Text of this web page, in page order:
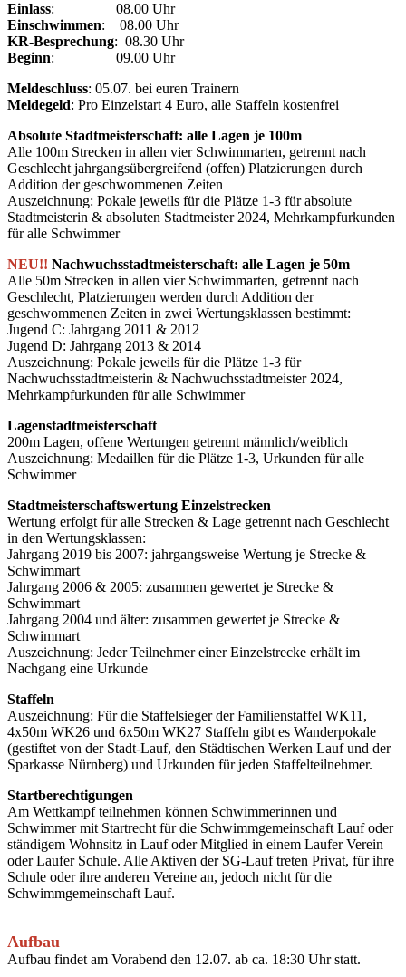
Einlass: 08.00 Uhr
Einschwimmen: 08.00 Uhr
KR-Besprechung: 08.30 Uhr
Beginn: 09.00 Uhr
Meldeschluss: 05.07. bei euren Trainern
Meldegeld: Pro Einzelstart 4 Euro, alle Staffeln kostenfrei
Absolute Stadtmeisterschaft: alle Lagen je 100m
Alle 100m Strecken in allen vier Schwimmarten, getrennt nach
Geschlecht jahrgangsübergreifend (offen) Platzierungen durch
Addition der geschwommenen Zeiten
Auszeichnung: Pokale jeweils für die Plätze 1-3 für absolute
Stadtmeisterin & absoluten Stadtmeister 2024, Mehrkampfurkunden
für alle Schwimmer
NEU!! Nachwuchsstadtmeisterschaft: alle Lagen je 50m
Alle 50m Strecken in allen vier Schwimmarten, getrennt nach
Geschlecht, Platzierungen werden durch Addition der
geschwommenen Zeiten in zwei Wertungsklassen bestimmt:
Jugend C: Jahrgang 2011 & 2012
Jugend D: Jahrgang 2013 & 2014
Auszeichnung: Pokale jeweils für die Plätze 1-3 für
Nachwuchsstadtmeisterin & Nachwuchsstadtmeister 2024,
Mehrkampfurkunden für alle Schwimmer
Lagenstadtmeisterschaft
200m Lagen, offene Wertungen getrennt männlich/weiblich
Auszeichnung: Medaillen für die Plätze 1-3, Urkunden für alle
Schwimmer
Stadtmeisterschaftswertung Einzelstrecken
Wertung erfolgt für alle Strecken & Lage getrennt nach Geschlecht
in den Wertungsklassen:
Jahrgang 2019 bis 2007: jahrgangsweise Wertung je Strecke &
Schwimmart
Jahrgang 2006 & 2005: zusammen gewertet je Strecke &
Schwimmart
Jahrgang 2004 und älter: zusammen gewertet je Strecke &
Schwimmart
Auszeichnung: Jeder Teilnehmer einer Einzelstrecke erhält im
Nachgang eine Urkunde
Staffeln
Auszeichnung: Für die Staffelsieger der Familienstaffel WK11,
4x50m WK26 und 6x50m WK27 Staffeln gibt es Wanderpokale
(gestiftet von der Stadt-Lauf, den Städtischen Werken Lauf und der
Sparkasse Nürnberg) und Urkunden für jeden Staffelteilnehmer.
Startberechtigungen
Am Wettkampf teilnehmen können Schwimmerinnen und
Schwimmer mit Startrecht für die Schwimmgemeinschaft Lauf oder
ständigem Wohnsitz in Lauf oder Mitglied in einem Laufer Verein
oder Laufer Schule. Alle Aktiven der SG-Lauf treten Privat, für ihre
Schule oder ihre anderen Vereine an, jedoch nicht für die
Schwimmgemeinschaft Lauf.
Aufbau
Aufbau findet am Vorabend den 12.07. ab ca. 18:30 Uhr statt.